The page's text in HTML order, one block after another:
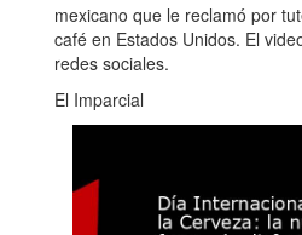
mexicano que le reclamó por
café en Estados Unidos. El
redes sociales.
El Imparcial